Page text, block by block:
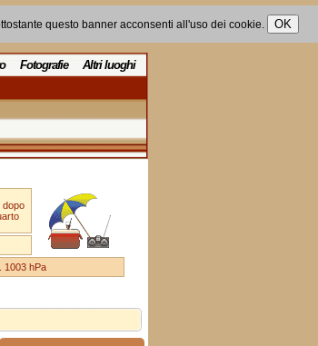
questo banner acconsenti all'uso dei cookie.
Fotografie Altri luoghi
dopo
1003 hPa